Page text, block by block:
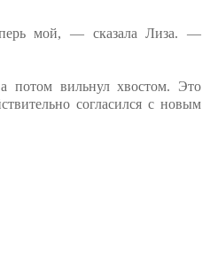
мой, — сказала Лиза. —
потом вильнул хвостом. Это
согласился с новым